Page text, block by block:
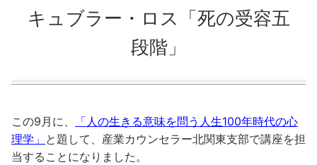
キュブラー・ロス「死の受容五
段階」
この9月に、
「人の生きる意味を問う人生100年時代の心
理学」 と題して、産業カウンセラー北関東支部で講座を担
当することになりました。